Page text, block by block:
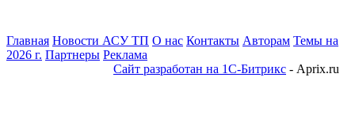
Главная Новости АСУ ТП О нас Контакты Авторам Темы на
2026 г. Партнеры Реклама
Сайт разработан на 1С-Битрикс - Aprix.ru